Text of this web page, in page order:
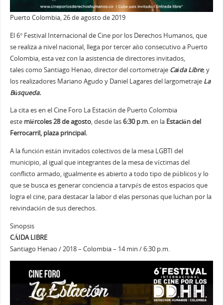
Puerto Colombia, 26 de agosto de 2019
El 6° Festival Internacional de Cine por los Derechos Humanos, que
se realiza a nivel nacional, llega por tercer año consecutivo a Puerto
Colombia, esta vez con la asistencia de directores invitados,
tales como Santiago Henao, director del cortometraje Caída Libre; y
los realizadores Mariano Agudo y Daniel Lagares del largometraje La
Búsqueda.
La cita es en el Cine Foro La Estación de Puerto Colombia
este miércoles 28 de agosto, desde las6:30 p.m.en la Estación del
Ferrocarril, plaza principal.
A la función están invitados colectivos de la mesa LGBTI del
municipio, al igual que integrantes de la mesa de víctimas del
conflicto armado, igualmente es abierto a todo tipo de públicos y lo
que se busca es generar conciencia a tarvpés de estos espacios que
logra el cine, para destacar la labor d elas personas que luchan por la
reivindación de sus derechos.
Sinopsis
CÁIDA LIBRE
Santiago Henao / 2018 – Colombia – 14 min / 6:30 p.m.